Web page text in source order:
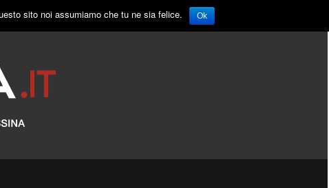
sito noi assumiamo che tu ne sia felice. Ok